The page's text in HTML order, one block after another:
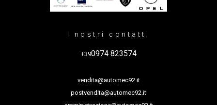
I nostri contatti
+390974 823574
vendita@automec92.it
postvendita@automec92.it